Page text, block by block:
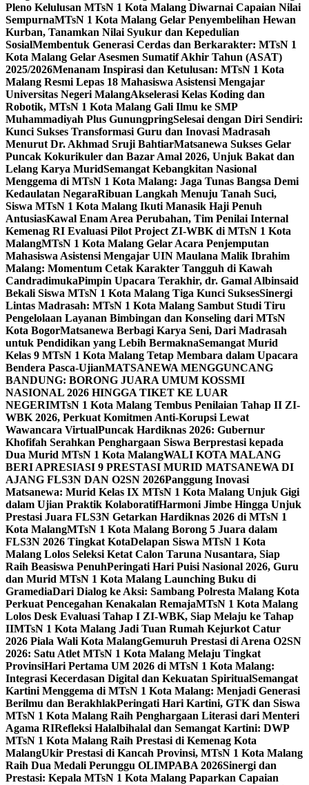
Pleno Kelulusan MTsN 1 Kota Malang Diwarnai Capaian Nilai
SempurnaMTsN 1 Kota Malang Gelar Penyembelihan Hewan
Kurban, Tanamkan Nilai Syukur dan Kepedulian
SosialMembentuk Generasi Cerdas dan Berkarakter: MTsN 1
Kota Malang Gelar Asesmen Sumatif Akhir Tahun (ASAT)
2025/2026Menanam Inspirasi dan Ketulusan: MTsN 1 Kota
Malang Resmi Lepas 18 Mahasiswa Asistensi Mengajar
Universitas Negeri MalangAkselerasi Kelas Koding dan
Robotik, MTsN 1 Kota Malang Gali Ilmu ke SMP
Muhammadiyah Plus GunungpringSelesai dengan Diri Sendiri:
Kunci Sukses Transformasi Guru dan Inovasi Madrasah
Menurut Dr. Akhmad Sruji BahtiarMatsanewa Sukses Gelar
Puncak Kokurikuler dan Bazar Amal 2026, Unjuk Bakat dan
Lelang Karya MuridSemangat Kebangkitan Nasional
Menggema di MTsN 1 Kota Malang: Jaga Tunas Bangsa Demi
Kedaulatan NegaraRibuan Langkah Menuju Tanah Suci,
Siswa MTsN 1 Kota Malang Ikuti Manasik Haji Penuh
AntusiasKawal Enam Area Perubahan, Tim Penilai Internal
Kemenag RI Evaluasi Pilot Project ZI-WBK di MTsN 1 Kota
MalangMTsN 1 Kota Malang Gelar Acara Penjemputan
Mahasiswa Asistensi Mengajar UIN Maulana Malik Ibrahim
Malang: Momentum Cetak Karakter Tangguh di Kawah
CandradimukaPimpin Upacara Terakhir, dr. Gamal Albinsaid
Bekali Siswa MTsN 1 Kota Malang Tiga Kunci SuksesSinergi
Lintas Madrasah: MTsN 1 Kota Malang Sambut Studi Tiru
Pengelolaan Layanan Bimbingan dan Konseling dari MTsN
Kota BogorMatsanewa Berbagi Karya Seni, Dari Madrasah
untuk Pendidikan yang Lebih BermaknaSemangat Murid
Kelas 9 MTsN 1 Kota Malang Tetap Membara dalam Upacara
Bendera Pasca-UjianMATSANEWA MENGGUNCANG
BANDUNG: BORONG JUARA UMUM KOSSMI
NASIONAL 2026 HINGGA TIKET KE LUAR
NEGERIMTsN 1 Kota Malang Tembus Penilaian Tahap II ZI-
WBK 2026, Perkuat Komitmen Anti-Korupsi Lewat
Wawancara VirtualPuncak Hardiknas 2026: Gubernur
Khofifah Serahkan Penghargaan Siswa Berprestasi kepada
Dua Murid MTsN 1 Kota MalangWALI KOTA MALANG
BERI APRESIASI 9 PRESTASI MURID MATSANEWA DI
AJANG FLS3N DAN O2SN 2026Panggung Inovasi
Matsanewa: Murid Kelas IX MTsN 1 Kota Malang Unjuk Gigi
dalam Ujian Praktik KolaboratifHarmoni Jimbe Hingga Unjuk
Prestasi Juara FLS3N Getarkan Hardiknas 2026 di MTsN 1
Kota MalangMTsN 1 Kota Malang Borong 5 Juara dalam
FLS3N 2026 Tingkat KotaDelapan Siswa MTsN 1 Kota
Malang Lolos Seleksi Ketat Calon Taruna Nusantara, Siap
Raih Beasiswa PenuhPeringati Hari Puisi Nasional 2026, Guru
dan Murid MTsN 1 Kota Malang Launching Buku di
GramediaDari Dialog ke Aksi: Sambang Polresta Malang Kota
Perkuat Pencegahan Kenakalan RemajaMTsN 1 Kota Malang
Lolos Desk Evaluasi Tahap I ZI-WBK, Siap Melaju ke Tahap
IIMTsN 1 Kota Malang Jadi Tuan Rumah Kejurkot Catur
2026 Piala Wali Kota MalangGemuruh Prestasi di Arena O2SN
2026: Satu Atlet MTsN 1 Kota Malang Melaju Tingkat
ProvinsiHari Pertama UM 2026 di MTsN 1 Kota Malang:
Integrasi Kecerdasan Digital dan Kekuatan SpiritualSemangat
Kartini Menggema di MTsN 1 Kota Malang: Menjadi Generasi
Berilmu dan BerakhlakPeringati Hari Kartini, GTK dan Siswa
MTsN 1 Kota Malang Raih Penghargaan Literasi dari Menteri
Agama RIRefleksi Halalbihalal dan Semangat Kartini: DWP
MTsN 1 Kota Malang Raih Prestasi di Kemenag Kota
MalangUkir Prestasi di Kancah Provinsi, MTsN 1 Kota Malang
Raih Dua Medali Perunggu OLIMPABA 2026Sinergi dan
Prestasi: Kepala MTsN 1 Kota Malang Paparkan Capaian